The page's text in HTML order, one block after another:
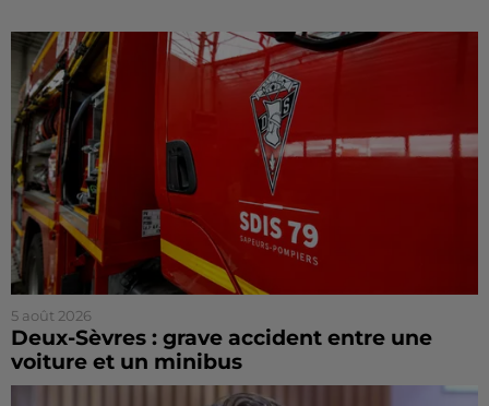
5 août 2026
Deux-Sèvres : grave accident entre une
voiture et un minibus